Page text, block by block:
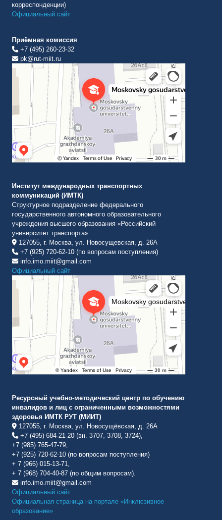
корреспонденции)
Официальный сайт
Приёмная комиссия
+7 (495) 260-23-32
pk@rut-miit.ru
Институт международных транспортных коммуникаций Рут
ВУЗ в Москве
Институт международных транспортных
коммуникаций (ИМТК)
Структурное подразделение федерального
государственного автономного образовательного
учреждения высшего образования «Российский
университет транспорта»
127055, г. Москва, ул. Новосущевская, д. 26А
+7 (925) 720-62-10 (по вопросам поступления)
info.imo.miit@gmail.com
Официальный сайт
Институт международных транспортных коммуникаций Рут
ВУЗ в Москве
Ресурсный учебно-методический центр по обучению
инвалидов и лиц с ограниченными возможностями
здоровья ИМТК РУТ (МИИТ)
127055, г. Москва, ул. Новосущёвская, д. 26А
+7 (495) 684-21-20 (вн. 3707, 3708, 3724),
+7 (985) 765-47-79,
+7 (925) 720-62-10 (по вопросам поступления)
+ 7 (966) 015-13-71,
+ 7 (968) 704-40-87 (по общим вопросам).
info.imo.miit@gmail.com
Официальный сайт
Официальная страница на портале «Инклюзивное
образование»